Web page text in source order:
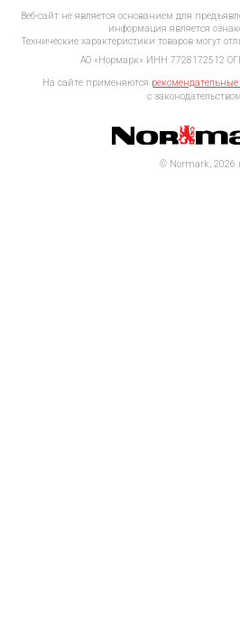
Веб-сайт не является основанием для
информация является
Технические характеристики товаров могут
АО «Нормарк» ИНН 7728172512
На сайте применяются рекомендательные
с
© Normark, 2026